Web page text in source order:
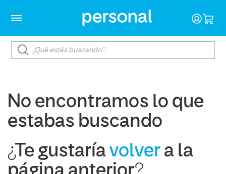
No encontramos lo que
estabas buscando
¿Te gustaría volver a la